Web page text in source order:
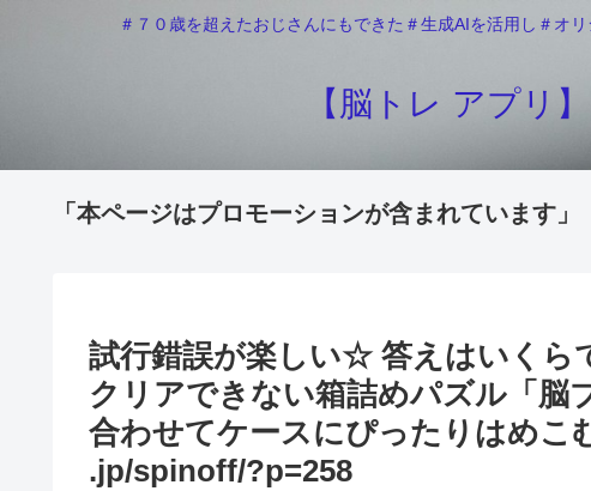
＃７０歳を超えたおじさんにもできた＃生成AIを活用し＃オ
【脳トレ アプリ
「本ページはプロモーションが含まれています」
試行錯誤が楽しい☆ 答えはいくら
クリアできない箱詰めパズル「脳
合わせてケースにぴったりはめこ
.jp/spinoff/?p=258